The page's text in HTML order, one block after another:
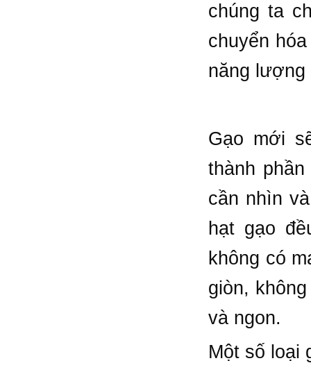
chúng ta
chuyển
năng
Gạo mới
thành
cần nhìn
hạt gạo
không có
giòn,
và ngon.
Một số loại